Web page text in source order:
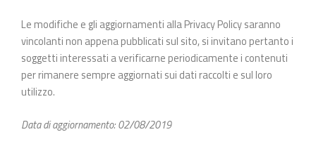
Le modifiche e gli aggiornamenti alla Privacy Policy saranno
vincolanti non appena pubblicati sul sito, si invitano pertanto i
soggetti interessati a verificarne periodicamente i contenuti
per rimanere sempre aggiornati sui dati raccolti e sul loro
utilizzo.
Data di aggiornamento: 02/08/2019